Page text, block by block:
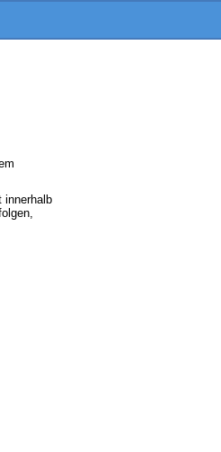
innerhalb